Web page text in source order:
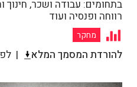
בתחומים: עבודה ושכר, חינוך
רווחה ופנסיה ועוד
מחקר
להורדת המסמך המלא